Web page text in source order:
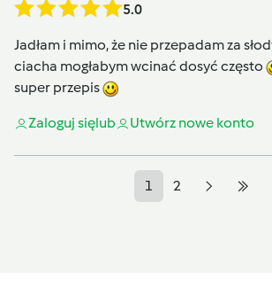
5.0
Jadłam i mimo, że nie przepadam za
ciacha mogłabym wcinać dosyć często
super przepis
Zaloguj sięlub Utwórz nowe konto
1 2